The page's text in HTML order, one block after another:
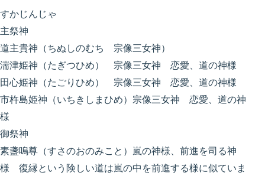
すかじんじゃ
主祭神
道主貴神（ちぬしのむち 宗像三女神）
湍津姫神（たぎつひめ） 宗像三女神 恋愛、道の神様
田心姫神（たごりひめ） 宗像三女神 恋愛、道の神様
市杵島姫神（いちきしまひめ）宗像三女神 恋愛、道の神
様
御祭神
素盞嗚尊（すさのおのみこと）嵐の神様、前進を司る神
様 復縁という険しい道は嵐の中を前進する様に似ていま